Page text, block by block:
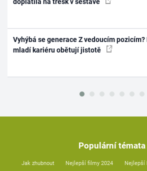
Vyhýbá se generace Z vedoucím
mladí kariéru obětují jistotě
Populární témata
Jak zhubnout Nejlepší filmy 2024 Nejlepší